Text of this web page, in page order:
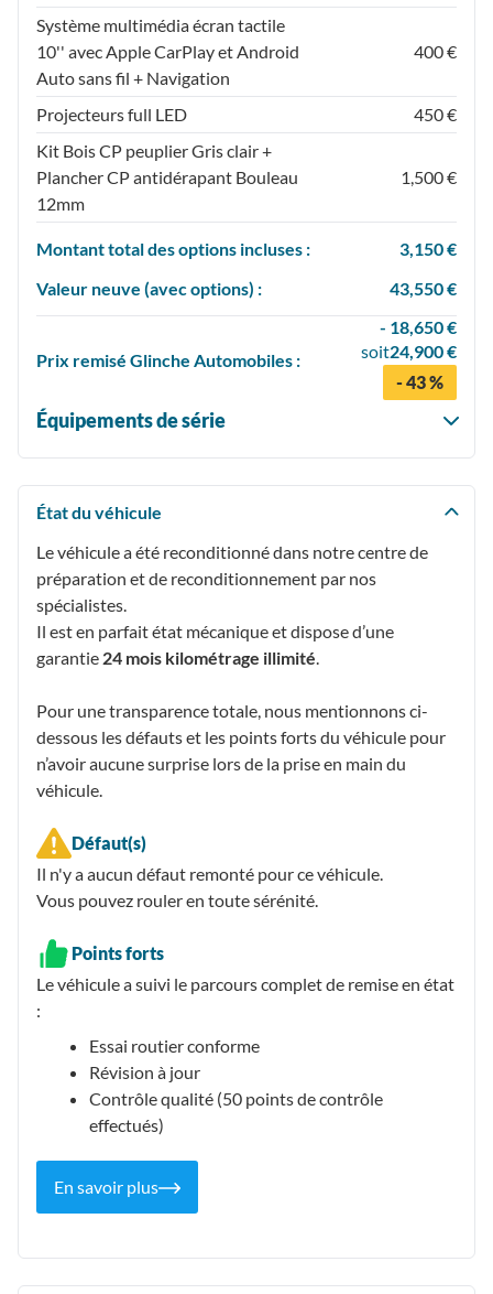
Système multimédia écran tactile
10'' avec Apple CarPlay et Android
Auto sans fil + Navigation
400 €
Projecteurs full LED
450 €
Kit Bois CP peuplier Gris clair +
Plancher CP antidérapant Bouleau
12mm
1,500 €
Montant total des options incluses :
3,150 €
Valeur neuve (avec options) :
43,550 €
Prix remisé Glinche Automobiles :
- 18,650 €
soit24,900 €
- 43 %
Équipements de série
État du véhicule
Le véhicule a été reconditionné dans notre centre de
préparation et de reconditionnement par nos
spécialistes.
Il est en parfait état mécanique et dispose d’une
garantie 24 mois kilométrage illimité.
Pour une transparence totale, nous mentionnons ci-
dessous les défauts et les points forts du véhicule pour
n’avoir aucune surprise lors de la prise en main du
véhicule.
Défaut(s)
Il n'y a aucun défaut remonté pour ce véhicule.
Vous pouvez rouler en toute sérénité.
Points forts
Le véhicule a suivi le parcours complet de remise en état
:
Essai routier conforme
Révision à jour
Contrôle qualité (50 points de contrôle
effectués)
En savoir plus